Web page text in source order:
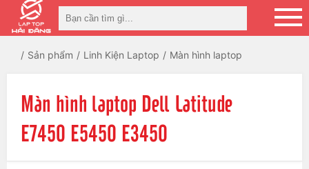
Sản phẩm Linh Kiện Laptop Màn hình laptop
Màn hình laptop Dell Latitude
E7450 E5450 E3450